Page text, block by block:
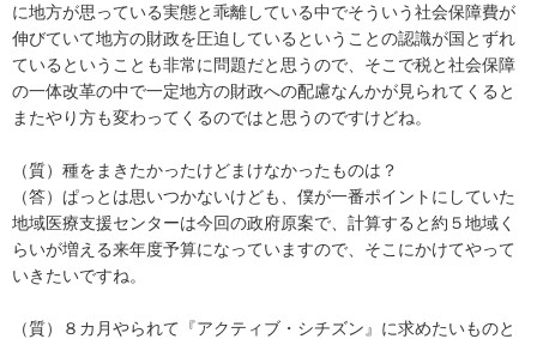
に地方が思っている実態と乖離している中でそういう社会保障費が
伸びていて地方の財政を圧迫しているということの認識が国とずれ
ているということも非常に問題だと思うので、そこで税と社会保障
の一体改革の中で一定地方の財政への配慮なんかが見られてくると
またやり方も変わってくるのではと思うのですけどね。
（質）種をまきたかったけどまけなかったものは？
（答）ぱっとは思いつかないけども、僕が一番ポイントにしていた
地域医療支援センターは今回の政府原案で、計算すると約５地域く
らいが増える来年度予算になっていますので、そこにかけてやって
いきたいですね。
（質）８カ月やられて『アクティブ・シチズン』に求めたいものと